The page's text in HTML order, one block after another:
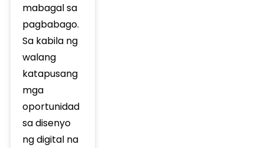
mabagal sa
pagbabago.
Sa kabila ng
walang
katapusang
mga
oportunidad
sa disenyo
ng digital na